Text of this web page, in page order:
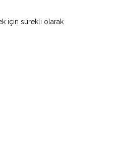
için sürekli olarak